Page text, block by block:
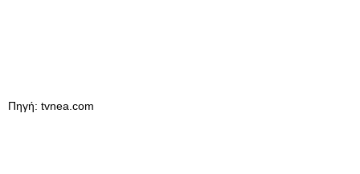
Πηγή: tvnea.com